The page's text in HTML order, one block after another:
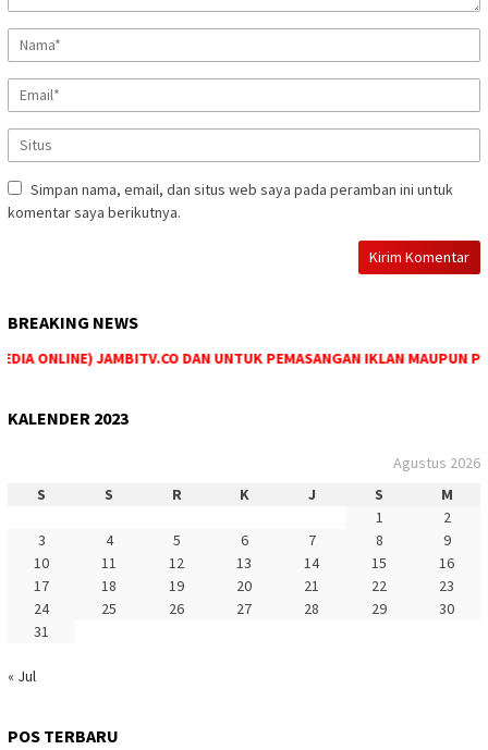
Simpan nama, email, dan situs web saya pada peramban ini untuk
komentar saya berikutnya.
BREAKING NEWS
ONLINE) JAMBITV.CO DAN UNTUK PEMASANGAN IKLAN MAUPUN
KALENDER 2023
Agustus 2026
S
S R K J S
M
1
2
3
4 5 6 7 8
9
10
11 12 13 14 15
16
17
18 19 20 21 22
23
24
25 26 27 28 29
30
31
« Jul
POS TERBARU